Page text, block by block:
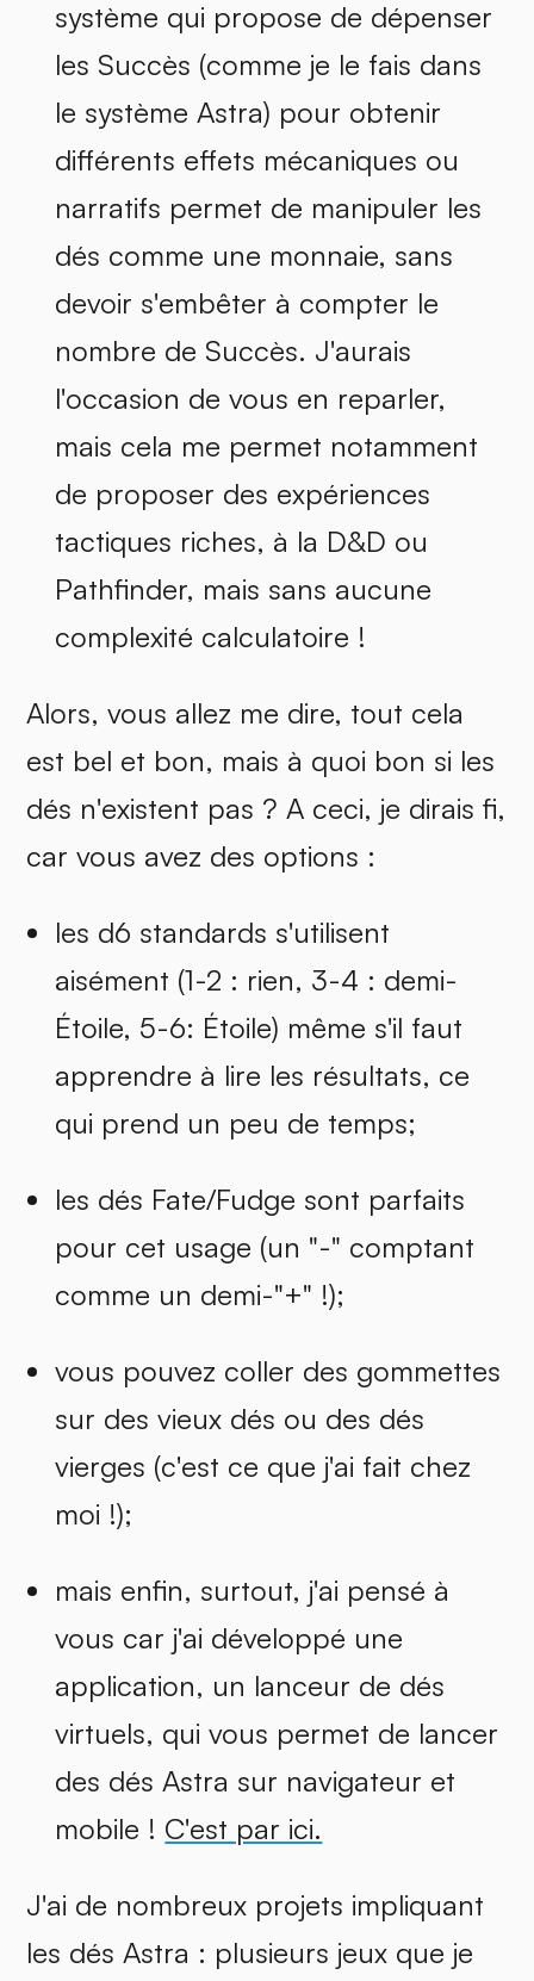
système qui propose de dépenser
les Succès (comme je le fais dans
le système Astra) pour obtenir
différents effets mécaniques ou
narratifs permet de manipuler les
dés comme une monnaie, sans
devoir s'embêter à compter le
nombre de Succès. J'aurais
l'occasion de vous en reparler,
mais cela me permet notamment
de proposer des expériences
tactiques riches, à la D&D ou
Pathfinder, mais sans aucune
complexité calculatoire !
Alors, vous allez me dire, tout cela
est bel et bon, mais à quoi bon si les
dés n'existent pas ? A ceci, je dirais fi,
car vous avez des options :
les d6 standards s'utilisent
aisément (1-2 : rien, 3-4 : demi-
Étoile, 5-6: Étoile) même s'il faut
apprendre à lire les résultats, ce
qui prend un peu de temps;
les dés Fate/Fudge sont parfaits
pour cet usage (un "-" comptant
comme un demi-"+" !);
vous pouvez coller des gommettes
sur des vieux dés ou des dés
vierges (c'est ce que j'ai fait chez
moi !);
mais enfin, surtout, j'ai pensé à
vous car j'ai développé une
application, un lanceur de dés
virtuels, qui vous permet de lancer
des dés Astra sur navigateur et
mobile ! C'est par ici.
J'ai de nombreux projets impliquant
les dés Astra : plusieurs jeux que je